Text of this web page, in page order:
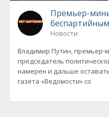
Премьер-
беспартийным
Новости
Владимир Путин, премьер-
председатель
намерен и дальше
газета «Ведомости» со